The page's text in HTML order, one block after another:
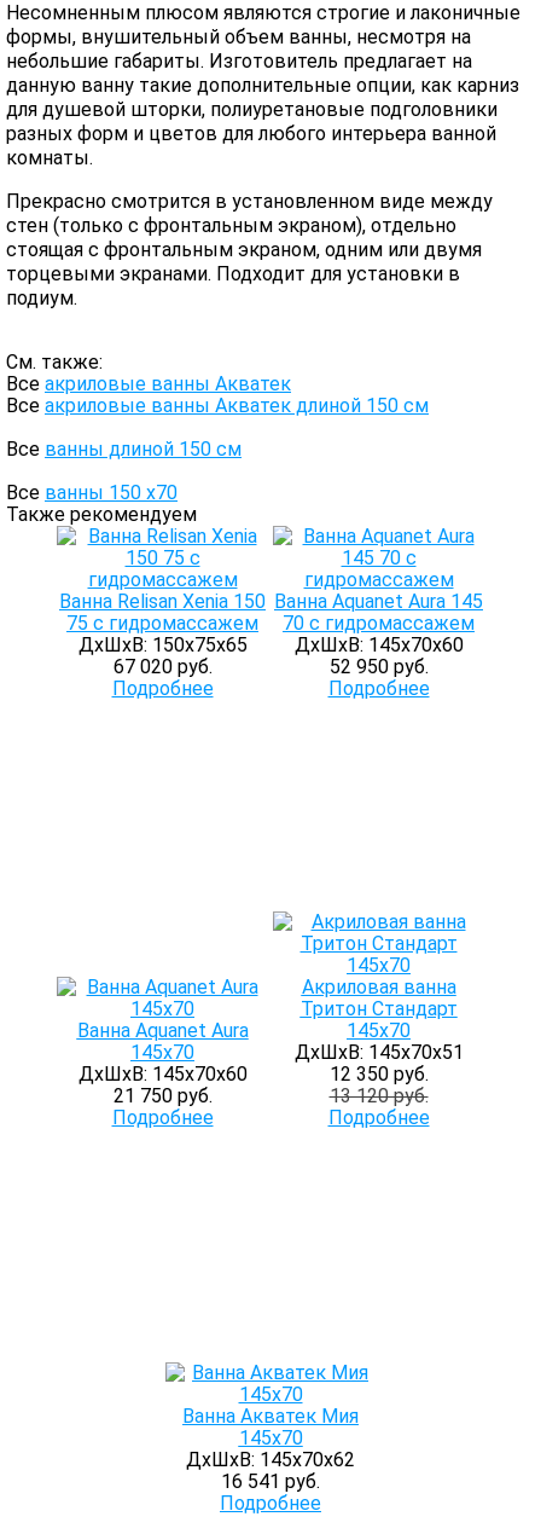
Несомненным плюсом являются строгие и лаконичные
формы, внушительный объем ванны, несмотря на
небольшие габариты. Изготовитель предлагает на
данную ванну такие дополнительные опции, как карниз
для душевой шторки, полиуретановые подголовники
разных форм и цветов для любого интерьера ванной
комнаты.
Прекрасно смотрится в установленном виде между
стен (только с фронтальным экраном), отдельно
стоящая с фронтальным экраном, одним или двумя
торцевыми экранами. Подходит для установки в
подиум.
См. также:
Все акриловые ванны Акватек
Все акриловые ванны Акватек длиной 150 см
Все ванны длиной 150 см
Все ванны 150 х70
Также рекомендуем
Ванна Relisan Xenia 150
75 с гидромассажем
ДхШхВ: 150х75х65
67 020 руб.
Подробнее
Ванна Aquanet Aura 145
70 с гидромассажем
ДхШхВ: 145х70х60
52 950 руб.
Подробнее
Ванна Aquanet Aura
145x70
ДхШхВ: 145х70х60
21 750 руб.
Подробнее
Акриловая ванна
Тритон Стандарт
145х70
ДхШхВ: 145х70х51
12 350 руб.
13 120 руб.
Подробнее
Ванна Акватек Мия
145х70
ДхШхВ: 145х70х62
16 541 руб.
Подробнее